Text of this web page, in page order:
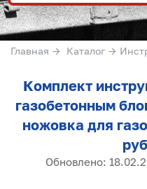
Главная → Каталог →
Комплект
газобетонным
ножовка для
Обновлено: